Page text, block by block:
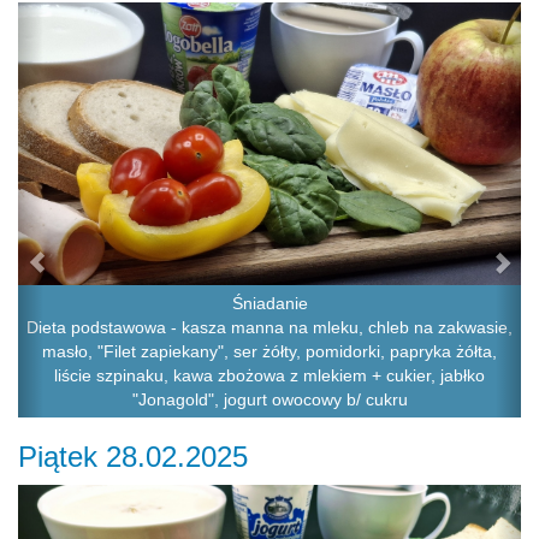
Śniadanie
Dieta podstawowa - kasza manna na mleku, chleb na zakwasie,
masło, "Filet zapiekany", ser żółty, pomidorki, papryka żółta,
liście szpinaku, kawa zbożowa z mlekiem + cukier, jabłko
"Jonagold", jogurt owocowy b/ cukru
Previous
Piątek 28.02.2025
Previous